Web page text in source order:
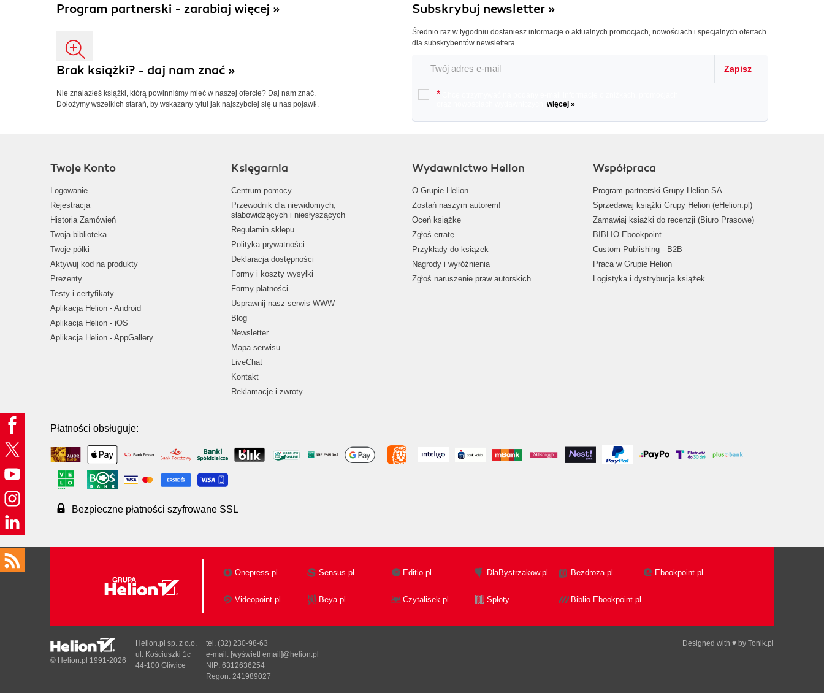
Program partnerski - zarabiaj więcej »
Brak książki? - daj nam znać »
Nie znalazłeś książki, którą powinniśmy mieć w naszej ofercie? Daj nam znać.
Dołożymy wszelkich starań, by wskazany tytuł jak najszybciej się u nas pojawił.
Subskrybuj newsletter »
Średnio raz w tygodniu dostaniesz informacje o aktualnych promocjach, nowościach i specjalnych ofertach
dla subskrybentów newslettera.
Zapisz
*
więcej »
Twoje Konto
Logowanie
Rejestracja
Historia Zamówień
Twoja biblioteka
Twoje półki
Aktywuj kod na produkty
Prezenty
Testy i certyfikaty
Aplikacja Helion - Android
Aplikacja Helion - iOS
Aplikacja Helion - AppGallery
Księgarnia
Centrum pomocy
Przewodnik dla niewidomych,
słabowidzących i niesłyszących
Regulamin sklepu
Polityka prywatności
Deklaracja dostępności
Formy i koszty wysyłki
Formy płatności
Usprawnij nasz serwis WWW
Blog
Newsletter
Mapa serwisu
LiveChat
Kontakt
Reklamacje i zwroty
Wydawnictwo Helion
O Grupie Helion
Zostań naszym autorem!
Oceń książkę
Zgłoś erratę
Przykłady do książek
Nagrody i wyróżnienia
Zgłoś naruszenie praw autorskich
Współpraca
Program partnerski Grupy Helion SA
Sprzedawaj książki Grupy Helion (eHelion.pl)
Zamawiaj książki do recenzji (Biuro Prasowe)
BIBLIO Ebookpoint
Custom Publishing - B2B
Praca w Grupie Helion
Logistyka i dystrybucja książek
Płatności obsługuje:
Bezpieczne płatności szyfrowane SSL
Onepress.pl Sensus.pl Editio.pl DlaBystrzakow.pl Bezdroza.pl Ebookpoint.pl
Videopoint.pl Beya.pl Czytalisek.pl Sploty Biblio.Ebookpoint.pl
Designed with ♥ by Tonik.pl
© Helion.pl 1991-2026
Helion.pl sp. z o.o.
ul. Kościuszki 1c
44-100 Gliwice
tel. (32) 230-98-63
e-mail: [wyświetl email]@helion.pl
NIP: 6312636254
Regon: 241989027